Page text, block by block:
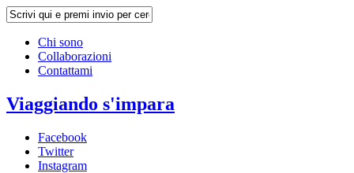
Chi sono
Collaborazioni
Contattami
Viaggiando s'impara
Facebook
Twitter
Instagram